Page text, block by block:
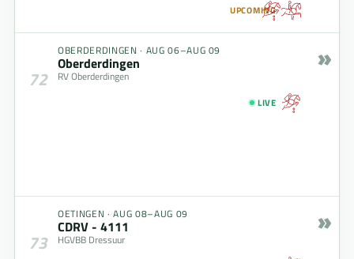
UPCOMING
72
OBERDERDINGEN · AUG 06–AUG 09
Oberderdingen
RV Oberderdingen
LIVE
»
73
OETINGEN ·AUG 08–AUG 09
CDRV - 4111
HGVBB Dressuur
»